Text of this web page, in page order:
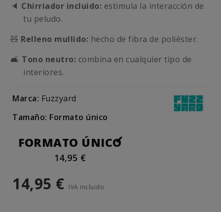
🔈 Chirriador incluido: estimula la interacción de
tu peludo.
🧸 Relleno mullido: hecho de fibra de poliéster.
🛋️ Tono neutro: combina en cualquier tipo de
interiores.
Marca: Fuzzyard
Tamaño: Formato único
FORMATO ÚNICO
14,95 €
14,95 € IVA incluido